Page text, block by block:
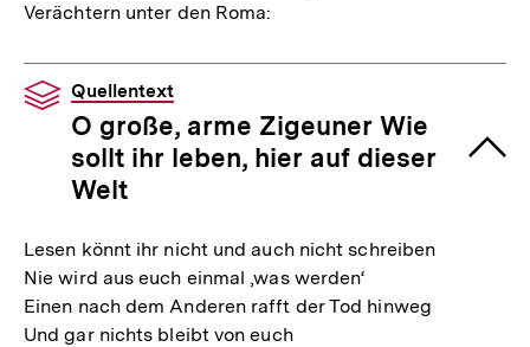
Verächtern unter den Roma:
Quellentext
O große, arme Zigeuner Wie
sollt ihr leben, hier auf dieser
Welt
Lesen könnt ihr nicht und auch nicht schreiben
Nie wird aus euch einmal ‚was werden‘
Einen nach dem Anderen rafft der Tod hinweg
Und gar nichts bleibt von euch